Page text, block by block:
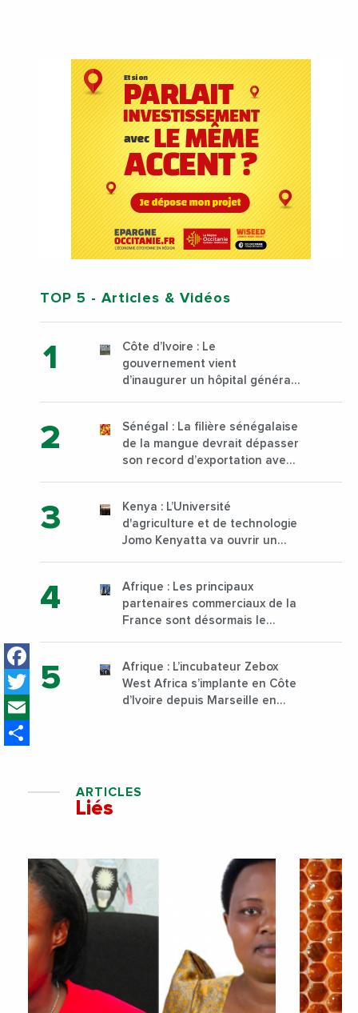
Facebook
Twitter
TOP 5 - Articles & Vidéos
Côte d’Ivoire : Le
gouvernement vient
d’inaugurer un hôpital général
Sénégal : La filière sénégalaise
de la mangue devrait dépasser
son record d’exportation avec
Kenya : L’Université
d'agriculture et de technologie
Jomo Kenyatta va ouvrir un
sur son campus de Karen à
Nairobi dès janvier 2023
Afrique : Les principaux
partenaires commerciaux de la
France sont désormais le
Afrique : L’incubateur Zebox
West Africa s’implante en Côte
d’Ivoire depuis Marseille en
ARTICLES
Liés